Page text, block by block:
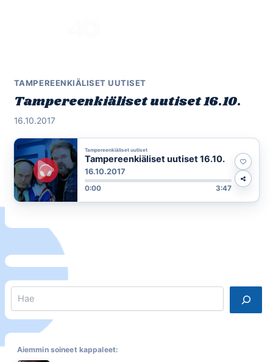
TAMPEREENKIÄLISET UUTISET
Tampereenkiäliset uutiset 16.10.
16.10.2017
Tampereenkiäliset uutiset
Tampereenkiäliset uutiset 16.10.
16.10.2017
0:00 3:47
Aiemmin soineet kappaleet: